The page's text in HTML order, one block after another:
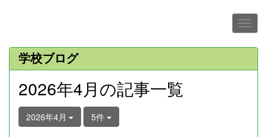
学校ブログ
2026年4月の記事一覧
2026年4月 5件